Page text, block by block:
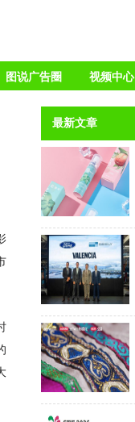
图说广告圈 视频中心
最新文章